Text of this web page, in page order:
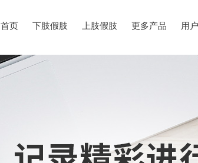
首页 下肢假肢 上肢假肢 更多产品 用